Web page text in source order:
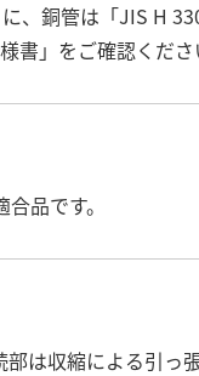
、銅管は「JIS H
書」をご確認くださ
品です。
は収縮による引っ